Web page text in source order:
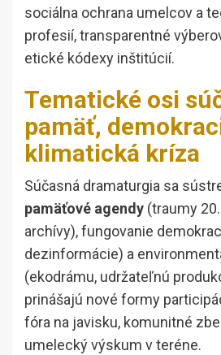
sociálna ochrana umelcov a
profesií, transparentné
etické kódexy inštitúcií.
Tematické osi
pamäť,
klimatická kríza
Súčasná dramaturgia sa
pamäťové agendy (traumy
archívy), fungovanie
dezinformácie) a
(ekodrámu, udržateľnú
prinášajú nové formy
fóra na javisku, komunitné
umelecký výskum v teréne.